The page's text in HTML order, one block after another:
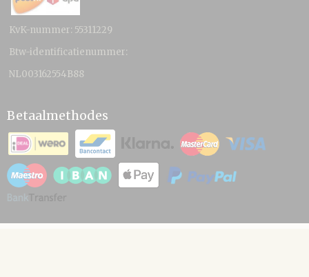
KvK-nummer: 55311229
Btw-identificatienummer:
NL003162554B88
Betaalmethodes